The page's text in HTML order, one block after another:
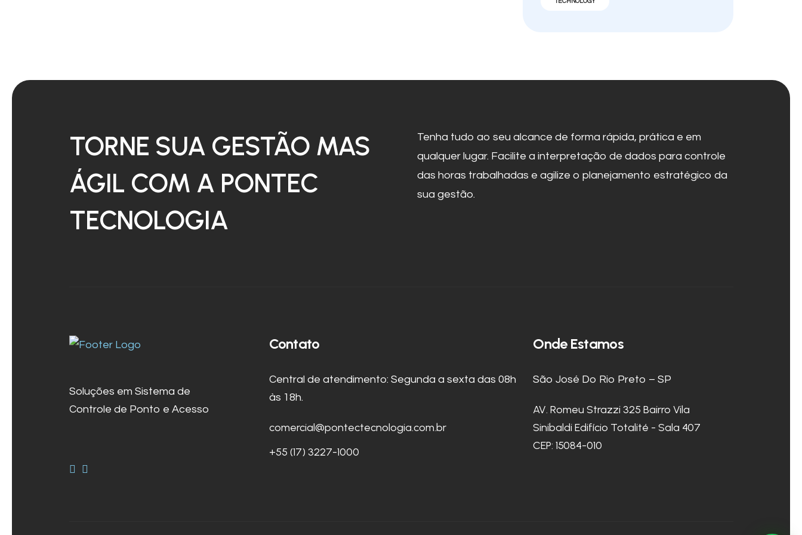
TORNE SUA GESTÃO MAS
ÁGIL COM A PONTEC
TECNOLOGIA
Tenha tudo ao seu alcance de forma rápida, prática e em
qualquer lugar. Facilite a interpretação de dados para controle
das horas trabalhadas e agilize o planejamento estratégico da
sua gestão.
Soluções em Sistema de
Controle de Ponto e Acesso
Contato
Central de atendimento: Segunda a sexta das 08h
às 18h.
comercial@pontectecnologia.com.br
+55 (17) 3227-1000
Onde Estamos
São José Do Rio Preto – SP
AV. Romeu Strazzi 325 Bairro Vila
Sinibaldi Edifício Totalité - Sala 407
CEP: 15084-010